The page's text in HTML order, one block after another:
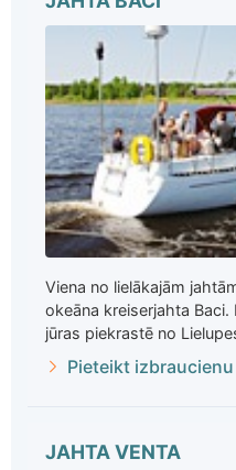
Viena no lielākajām
okeāna kreiserjahta Baci.
jūras piekrastē no
Pieteikt izbraucienu
JAHTA VENTA